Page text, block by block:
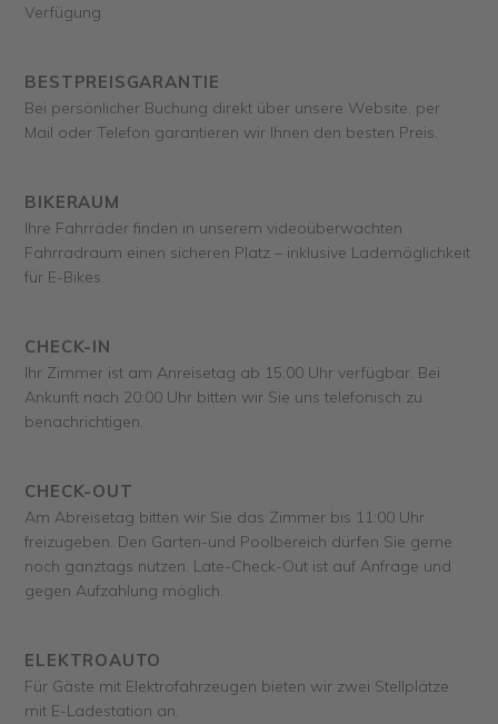
Verfügung.
BESTPREISGARANTIE
Bei persönlicher Buchung direkt über unsere Website, per
Mail oder Telefon garantieren wir Ihnen den besten Preis.
BIKERAUM
Ihre Fahrräder finden in unserem videoüberwachten
Fahrradraum einen sicheren Platz – inklusive Lademöglichkeit
für E-Bikes.
CHECK-IN
Ihr Zimmer ist am Anreisetag ab 15:00 Uhr verfügbar. Bei
Ankunft nach 20:00 Uhr bitten wir Sie uns telefonisch zu
benachrichtigen.
CHECK-OUT
Am Abreisetag bitten wir Sie das Zimmer bis 11:00 Uhr
freizugeben. Den Garten-und Poolbereich dürfen Sie gerne
noch ganztags nutzen. Late-Check-Out ist auf Anfrage und
gegen Aufzahlung möglich.
ELEKTROAUTO
Für Gäste mit Elektrofahrzeugen bieten wir zwei Stellplätze
mit E-Ladestation an.